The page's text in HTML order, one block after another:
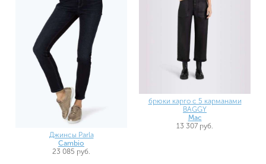
Джинсы Parla
Cambio
23 085 руб.
брюки карго с 5 карманами
BAGGY
Mac
13 307 руб.